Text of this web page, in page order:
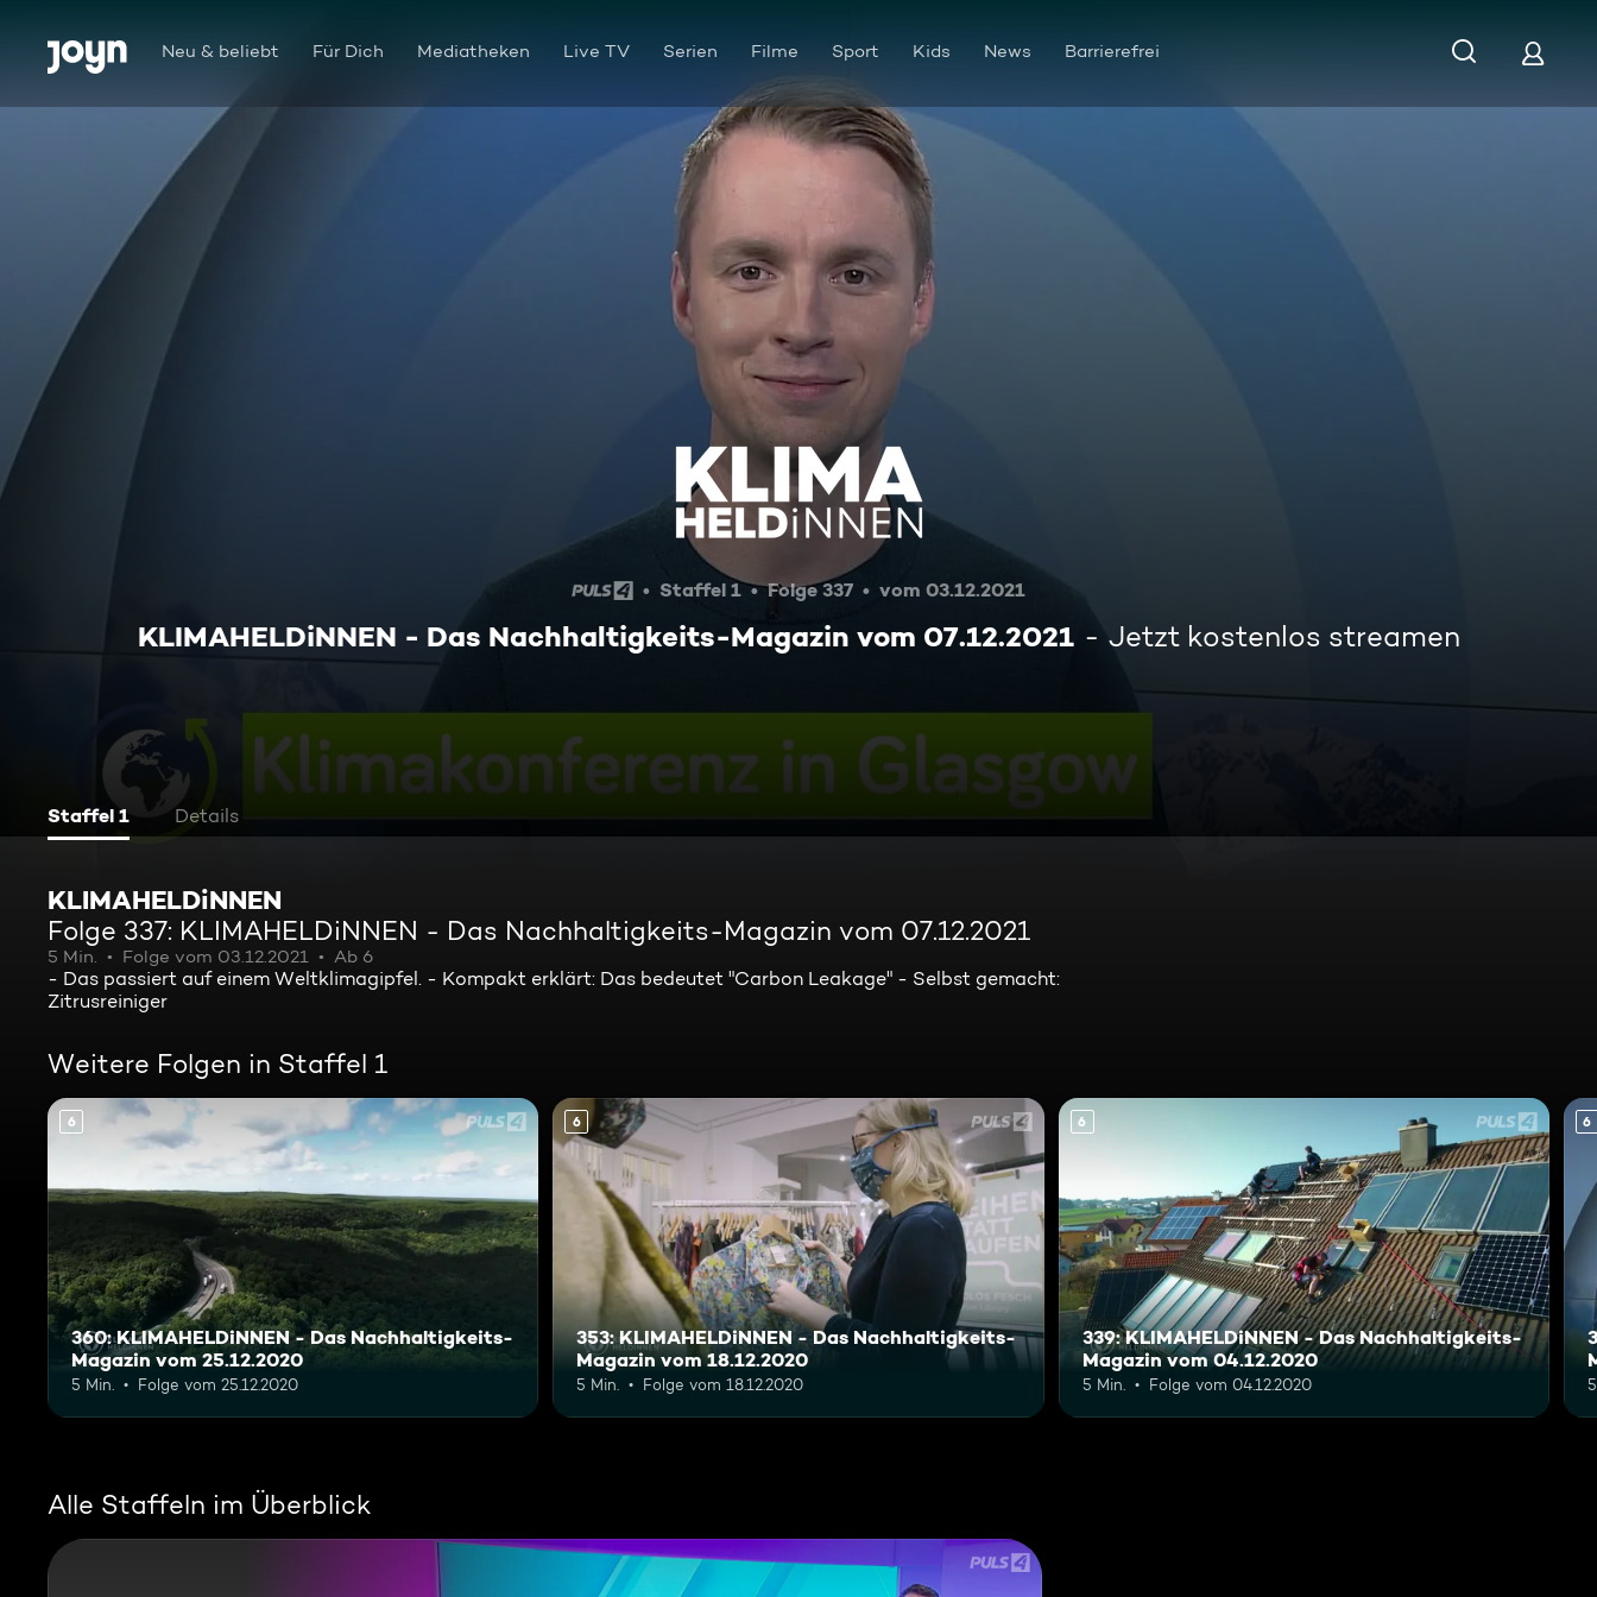
Zum Inhalt springen
Barrierefrei Neu & beliebt Für Dich Mediatheken Live TV Serien Filme Sport Kids News Barrierefrei
KLIMAHELDiNNEN - Das Nachhaltigkeits-Magazin vom 07.12.2021
Staffel 1 Folge 337 vom 03.12.2021
KLIMAHELDiNNEN - Das Nachhaltigkeits-Magazin vom 07.12.2021 Jetzt kostenlos streamen
Staffel 1 Details
KLIMAHELDiNNEN
Folge 337: KLIMAHELDiNNEN - Das Nachhaltigkeits-Magazin vom 07.12.2021
5 Min. Folge vom 03.12.2021 Ab 6
- Das passiert auf einem Weltklimagipfel. - Kompakt erklärt: Das bedeutet "Carbon Leakage" - Selbst gemacht:
Zitrusreiniger
Weitere Folgen in Staffel 1
6
360: KLIMAHELDiNNEN - Das Nachhaltigkeits-
Magazin vom 25.12.2020
5 Min. Folge vom 25.12.2020
6
353: KLIMAHELDiNNEN - Das Nachhaltigkeits-
Magazin vom 18.12.2020
5 Min. Folge vom 18.12.2020
6
339: KLIMAHELDiNNEN - Das Nachhaltigkeits-
Magazin vom 04.12.2020
5 Min. Folge vom 04.12.2020
6
Alle Staffeln im Überblick